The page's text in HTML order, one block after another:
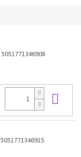
5051771346908
5051771346915